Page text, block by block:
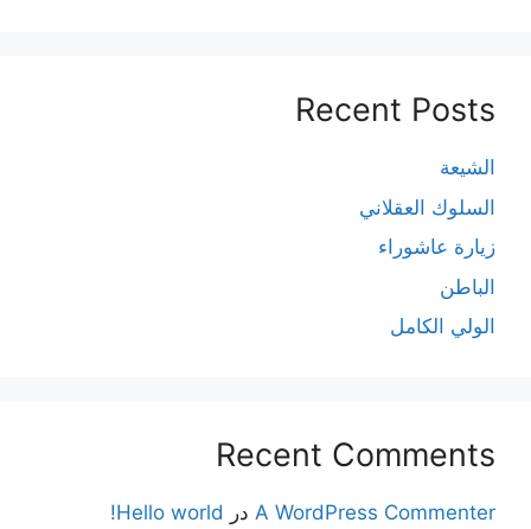
Recent Posts
الشيعة
السلوك العقلاني
زيارة عاشوراء
الباطن
الولي الكامل
Recent Comments
A WordPress Commenter در Hello world!